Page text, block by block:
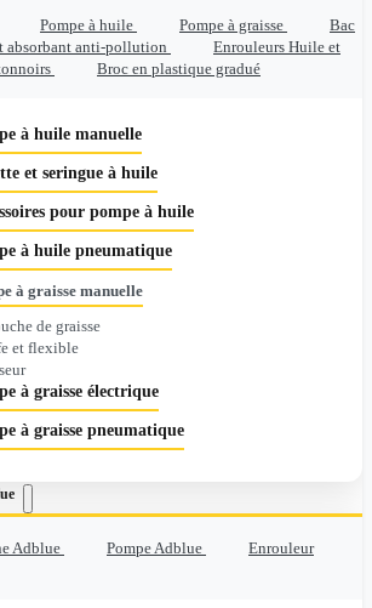
Pompe à huile Pompe à graisse
Bac
absorbant anti-pollution
Enrouleurs Huile et
Broc en plastique gradué
à huile manuelle
et seringue à huile
pour pompe à huile
à huile pneumatique
à graisse manuelle
de graisse
et flexible
à graisse électrique
à graisse pneumatique
Adblue Pompe Adblue
Enrouleur